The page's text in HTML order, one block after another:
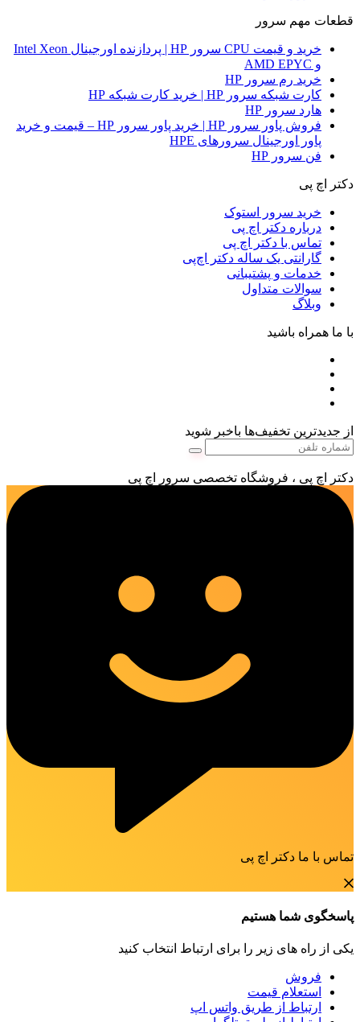
قطعات مهم سرور
خرید و قیمت CPU سرور HP | پردازنده اورجینال Intel Xeon
و AMD EPYC
خرید رم سرور HP
کارت شبکه سرور HP | خرید کارت شبکه HP
هارد سرور HP
فروش پاور سرور HP | خرید پاور سرور HP – قیمت و خرید
پاور اورجینال سرورهای HPE
فن سرور HP
دکتر اچ پی
خرید سرور استوک
درباره دکتر اچ پی
تماس با دکتر اچ پی
گارانتی یک ساله دکتر اچ‌پی
خدمات و پشتیبانی
سوالات متداول
وبلاگ
با ما همراه باشید
از جدیدترین تخفیف‌ها باخبر شوید
دکتر اچ پی ، فروشگاه تخصصی سرور اچ پی
تماس با ما دکتر اچ پی
پاسخگوی شما هستیم
یکی از راه های زیر را برای ارتباط انتخاب کنید
فروش
استعلام قیمت
ارتباط از طریق واتس اپ